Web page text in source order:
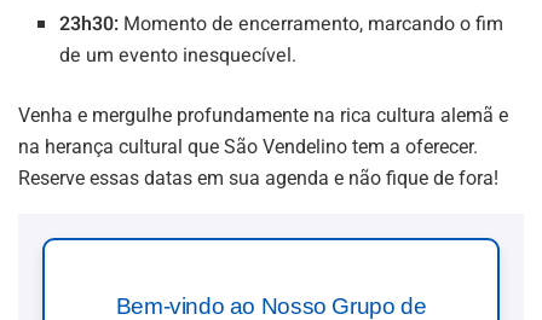
23h30: Momento de encerramento, marcando o fim
de um evento inesquecível.
Venha e mergulhe profundamente na rica cultura alemã e
na herança cultural que São Vendelino tem a oferecer.
Reserve essas datas em sua agenda e não fique de fora!
Bem-vindo ao Nosso Grupo de